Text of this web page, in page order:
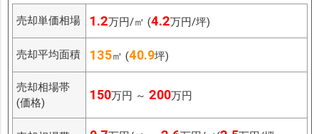
売却単価相場 1.2万円/㎡ (4.2万円/坪)
売却平均面積 135㎡ (40.9坪)
売却相場帯
(価格)
150万円 ～ 200万円